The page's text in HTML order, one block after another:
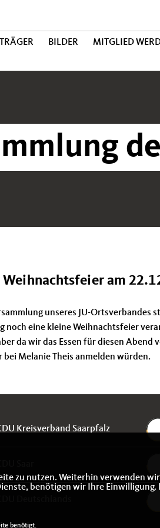
BILDER MITGLIED
am
unseres JU-Ortsverbandes
noch eine kleine Weihnachtsfeier
da wir das Essen für diesen Abend
bei Melanie Theis anmelden würden.
Kreisverband Saarpfalz
zu nutzen. Weiterhin verwenden
benötigen wir Ihre
benötigt.